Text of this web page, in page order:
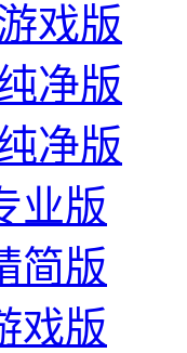
戏版
净版
净版
业版
简版
戏版